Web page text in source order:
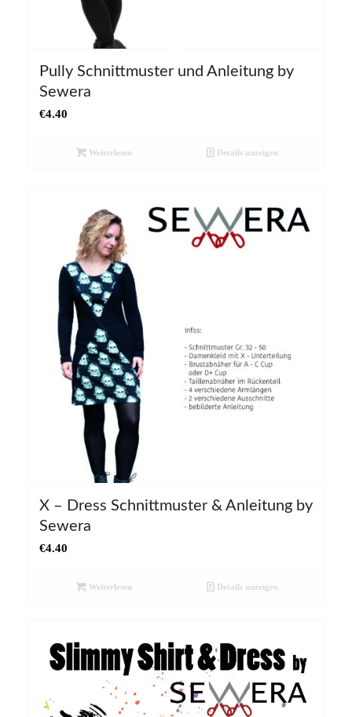
Pully Schnittmuster und Anleitung by
Sewera
€4.40
Weiterlesen Details anzeigen
X – Dress Schnittmuster & Anleitung by
Sewera
€4.40
Weiterlesen Details anzeigen